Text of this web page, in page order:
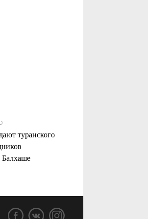
туранского
Балхаше